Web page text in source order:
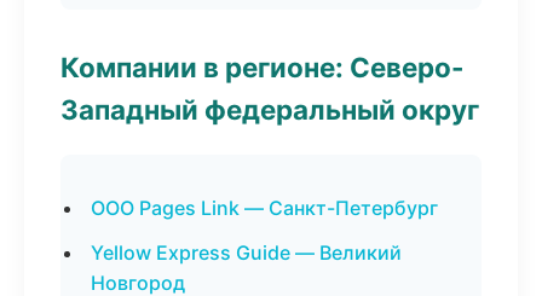
Компании в регионе: Северо-
Западный федеральный округ
ООО Pages Link — Санкт-Петербург
Yellow Express Guide — Великий
Новгород